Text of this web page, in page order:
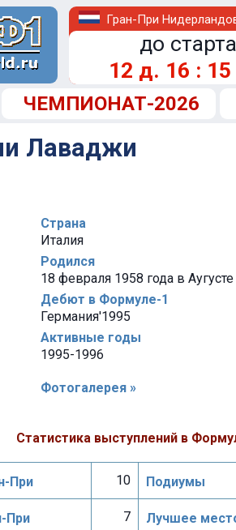
Гран-При
до
12 д. 16 : 15
ЧЕМПИОНАТ-2026
Лаваджи
Страна
Италия
Родился
18 февраля 1958 года в
Дебют в Формуле-1
Германия'1995
Активные годы
1995-1996
Фотогалерея »
Статистика выступлений в
При 10 Подиумы
При 7 Лучшее